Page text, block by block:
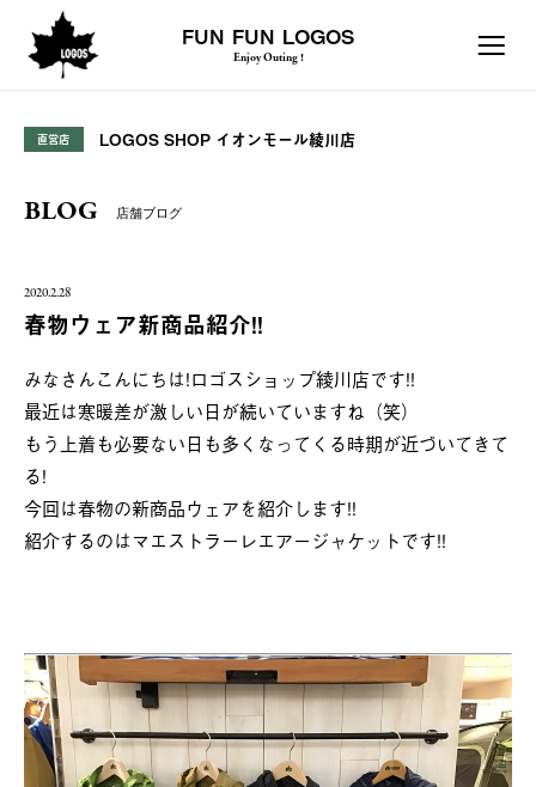
FUN FUN LOGOS
Enjoy Outing !
直営店 LOGOS SHOP イオンモール綾川店
BLOG 店舗ブログ
2020.2.28
春物ウェア新商品紹介!!
みなさんこんにちは!ロゴスショップ綾川店です!!
最近は寒暖差が激しい日が続いていますね（笑）
もう上着も必要ない日も多くなってくる時期が近づいてきて
る!
今回は春物の新商品ウェアを紹介します!!
紹介するのはマエストラーレエアージャケットです!!